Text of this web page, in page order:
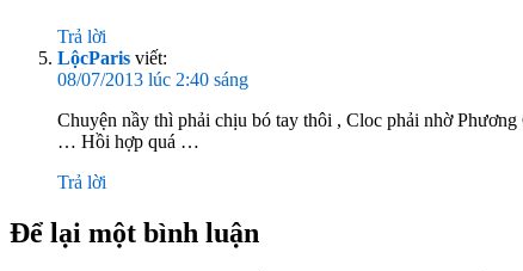
Trả lời
LộcParis viết:
08/07/2013 lúc 2:40 sáng
Chuyện nầy thì phải chịu bó tay thôi , Cloc phải nhờ
… Hồi hợp quá …
Trả lời
Để lại một bình luận